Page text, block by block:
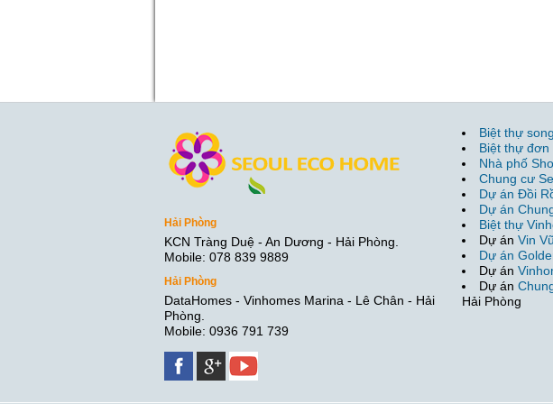
Hải Phòng
KCN Tràng Duệ - An Dương - Hải Phòng.
Mobile: 078 839 9889
Hải Phòng
DataHomes - Vinhomes Marina - Lê Chân - Hải
Phòng.
Mobile: 0936 791 739
Biệt thự
Biệt thự đơn
Nhà phố
Chung cư
Dự án Đồi
Dự án
Biệt thự
Dự án Vin
Dự án
Dự án
Dự án
Hải Phòng